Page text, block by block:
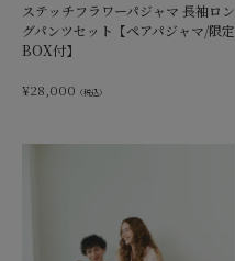
ステッチフラワーパジャマ 長袖ロン
グパンツセット【ペアパジャマ/限定
BOX付】
¥28,000 （税込）